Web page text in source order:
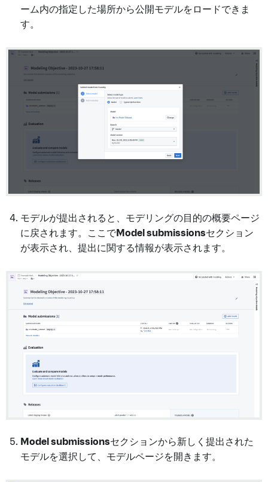
ーム内の指定した場所から公開モデルをロードできま
す。
モデルが提出されると、モデリングの目的の概要ページ
に戻されます。ここでModel submissionsセクション
が表示され、提出に関する情報が表示されます。
Model submissionsセクションから新しく提出された
モデルを選択して、モデルページを開きます。